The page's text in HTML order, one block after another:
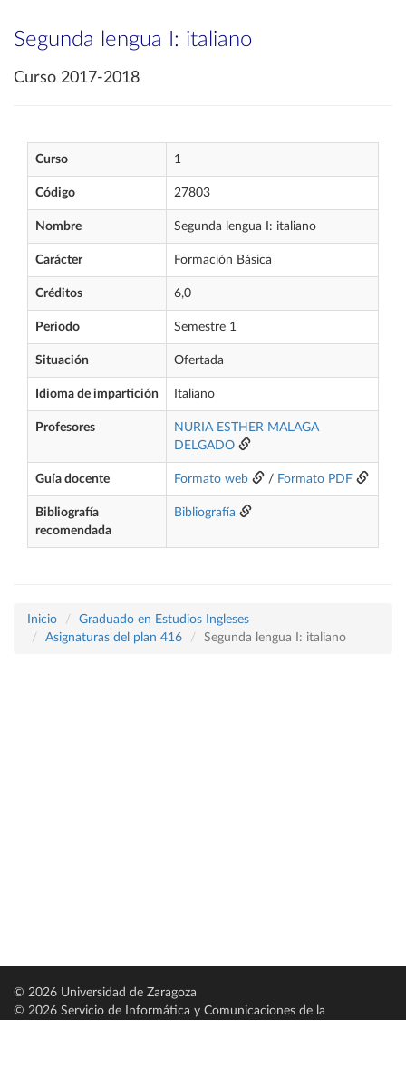
Segunda lengua I: italiano
Curso 2017-2018
Curso 1
Código 27803
Nombre Segunda lengua I: italiano
Carácter Formación Básica
Créditos 6,0
Periodo Semestre 1
Situación Ofertada
Idioma de impartición Italiano
Profesores
NURIA ESTHER MALAGA
DELGADO
Guía docente Formato web / Formato PDF
Bibliografía
recomendada
Bibliografía
Inicio
Graduado en Estudios Ingleses
Asignaturas del plan 416
Segunda lengua I: italiano
© 2026 Universidad de Zaragoza
© 2026 Servicio de Informática y Comunicaciones de la